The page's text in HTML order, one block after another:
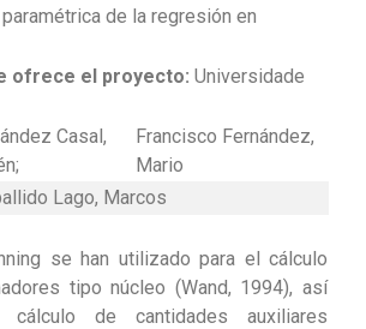
de la regresión en
ofrece el proyecto: Universidade
Casal,
Francisco Fernández,
Mario
Lago, Marcos
se han utilizado para el cálculo
tipo núcleo (Wand, 1994), así
de cantidades auxiliares